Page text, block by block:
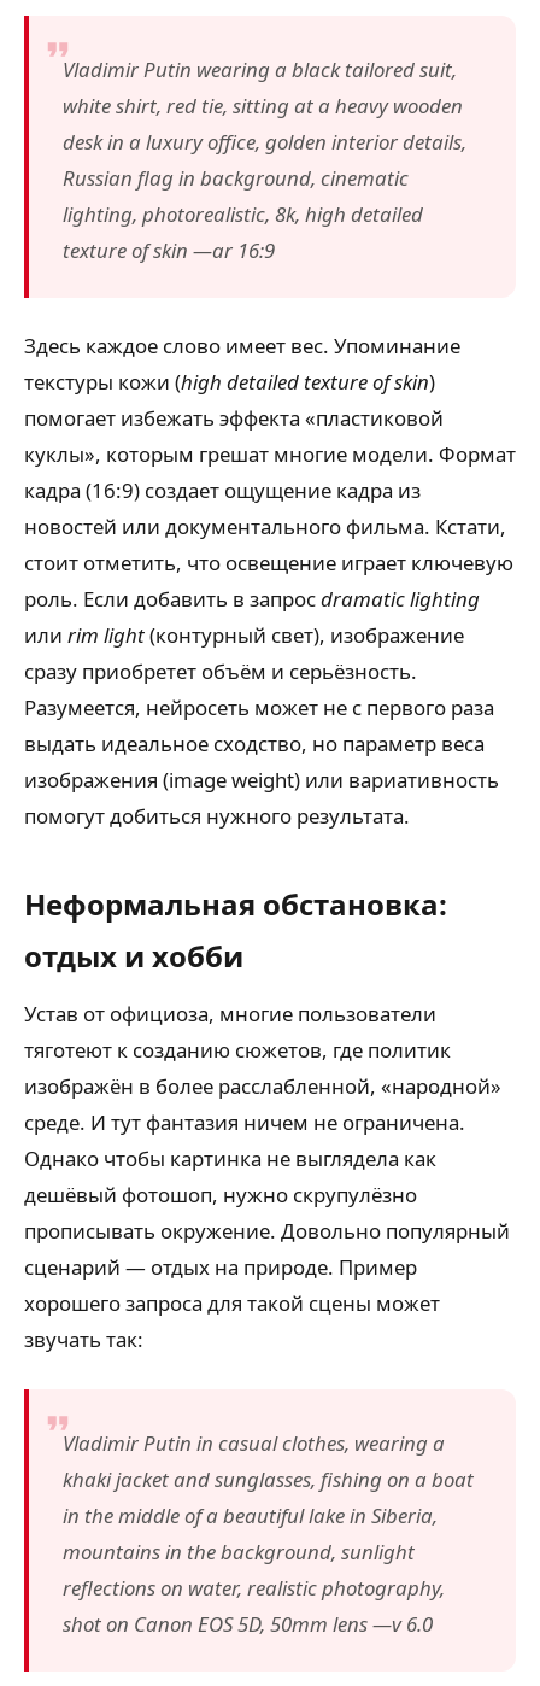
Vladimir Putin wearing a black tailored suit,
white shirt, red tie, sitting at a heavy wooden
desk in a luxury office, golden interior details,
Russian flag in background, cinematic
lighting, photorealistic, 8k, high detailed
texture of skin —ar 16:9
Здесь каждое слово имеет вес. Упоминание
текстуры кожи (high detailed texture of skin)
помогает избежать эффекта «пластиковой
куклы», которым грешат многие модели. Формат
кадра (16:9) создает ощущение кадра из
новостей или документального фильма. Кстати,
стоит отметить, что освещение играет ключевую
роль. Если добавить в запросdramatic lighting
или rim light(контурный свет), изображение
сразу приобретет объём и серьёзность.
Разумеется, нейросеть может не с первого раза
выдать идеальное сходство, но параметр веса
изображения (image weight) или вариативность
помогут добиться нужного результата.
Неформальная обстановка:
отдых и хобби
Устав от официоза, многие пользователи
тяготеют к созданию сюжетов, где политик
изображён в более расслабленной, «народной»
среде. И тут фантазия ничем не ограничена.
Однако чтобы картинка не выглядела как
дешёвый фотошоп, нужно скрупулёзно
прописывать окружение. Довольно популярный
сценарий — отдых на природе. Пример
хорошего запроса для такой сцены может
звучать так:
Vladimir Putin in casual clothes, wearing a
khaki jacket and sunglasses, fishing on a boat
in the middle of a beautiful lake in Siberia,
mountains in the background, sunlight
reflections on water, realistic photography,
shot on Canon EOS 5D, 50mm lens —v 6.0